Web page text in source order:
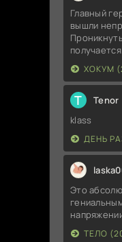
Главный
вышли
ХОКУМ
T Tenor
klass
ДЕНЬ
Это
ТЕЛО